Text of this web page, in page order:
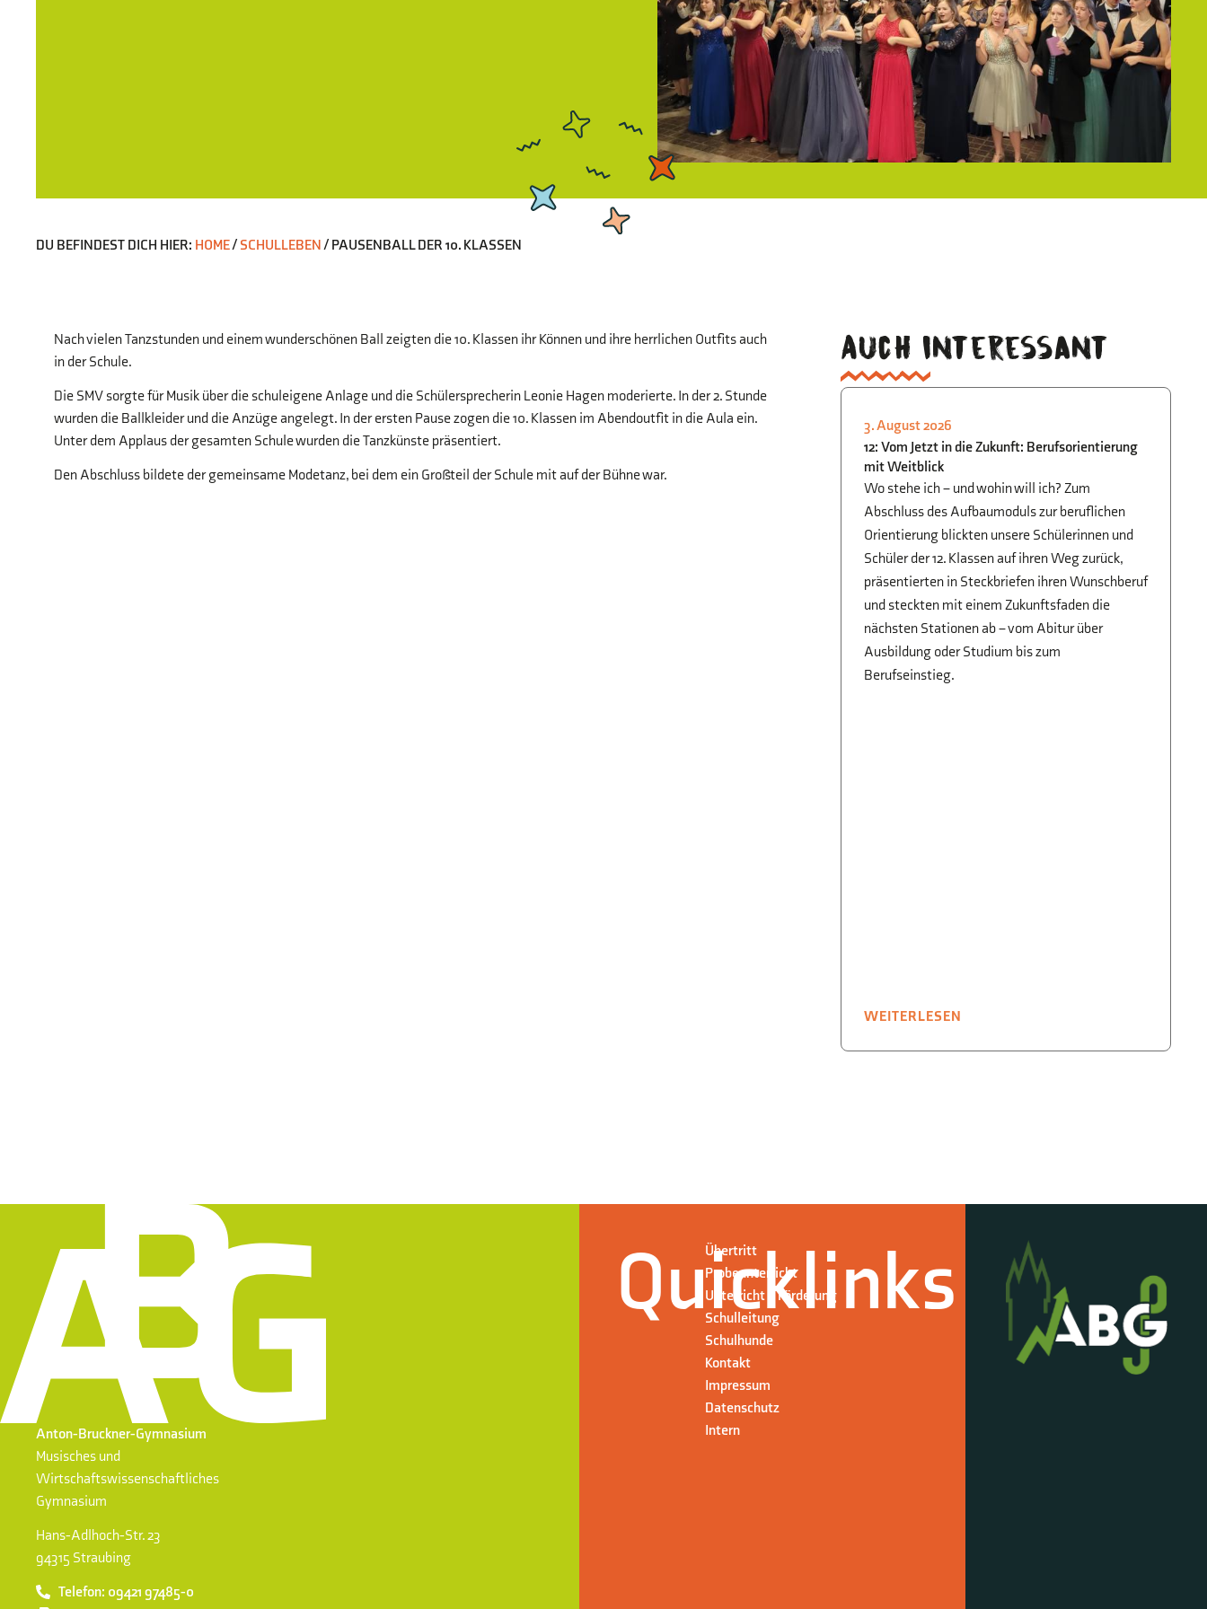
DU BEFINDEST DICH HIER: HOME/ SCHULLEBEN/ PAUSENBALL DER 10. KLASSEN
Nach vielen Tanzstunden und einem wunderschönen Ball zeigten die 10. Klassen ihr Können und ihre herrlichen Outfits auch
in der Schule.
Die SMV sorgte für Musik über die schuleigene Anlage und die Schülersprecherin Leonie Hagen moderierte. In der 2. Stunde
wurden die Ballkleider und die Anzüge angelegt. In der ersten Pause zogen die 10. Klassen im Abendoutfit in die Aula ein.
Unter dem Applaus der gesamten Schule wurden die Tanzkünste präsentiert.
Den Abschluss bildete der gemeinsame Modetanz, bei dem ein Großteil der Schule mit auf der Bühne war.
Auch interessant
STUDIEN- UND
BERUFSORIENTIERUNG
3. August 2026
12: Vom Jetzt in die Zukunft: Berufsorientierung
mit Weitblick
Wo stehe ich – und wohin will ich? Zum
Abschluss des Aufbaumoduls zur beruflichen
Orientierung blickten unsere Schülerinnen und
Schüler der 12. Klassen auf ihren Weg zurück,
präsentierten in Steckbriefen ihren Wunschberuf
und steckten mit einem Zukunftsfaden die
nächsten Stationen ab – vom Abitur über
Ausbildung oder Studium bis zum
Berufseinstieg.
WEITERLESEN
Anton-Bruckner-Gymnasium
Musisches und
Wirtschaftswissenschaftliches
Gymnasium
Hans-Adlhoch-Str. 23
94315 Straubing
Telefon: 09421 97485-0
Quicklinks
Übertritt
Probeunterricht
Unterricht + Förderung
Schulleitung
Schulhunde
Kontakt
Impressum
Datenschutz
Intern